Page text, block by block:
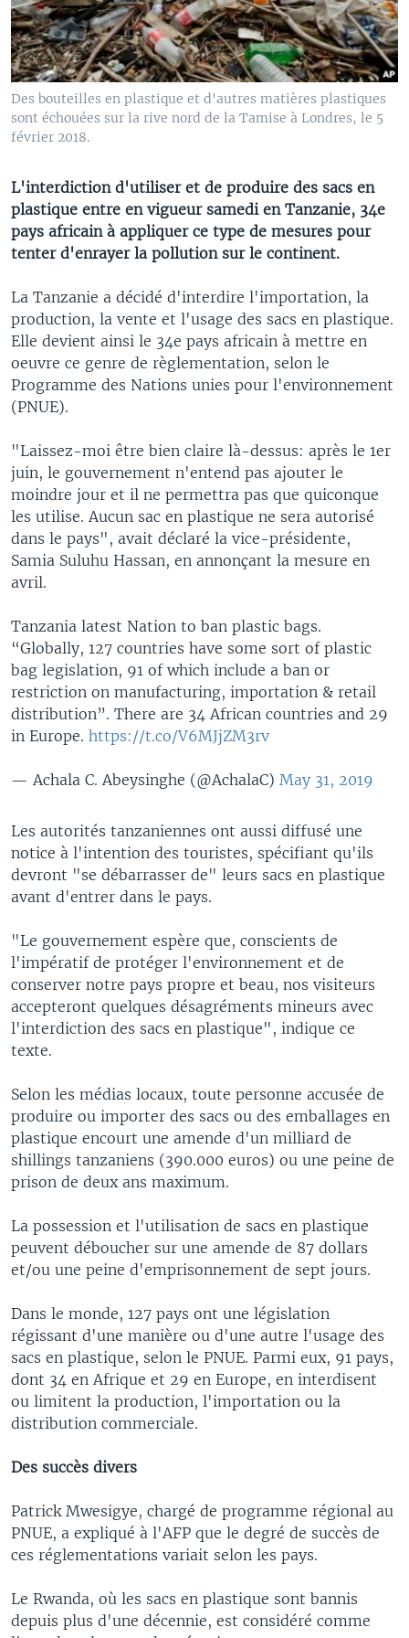
Des bouteilles en plastique et d'autres matières plastiques
sont échouées sur la rive nord de la Tamise à Londres, le 5
février 2018.
L'interdiction d'utiliser et de produire des sacs en
plastique entre en vigueur samedi en Tanzanie, 34e
pays africain à appliquer ce type de mesures pour
tenter d'enrayer la pollution sur le continent.
La Tanzanie a décidé d'interdire l'importation, la
production, la vente et l'usage des sacs en plastique.
Elle devient ainsi le 34e pays africain à mettre en
oeuvre ce genre de règlementation, selon le
Programme des Nations unies pour l'environnement
(PNUE).
"Laissez-moi être bien claire là-dessus: après le 1er
juin, le gouvernement n'entend pas ajouter le
moindre jour et il ne permettra pas que quiconque
les utilise. Aucun sac en plastique ne sera autorisé
dans le pays", avait déclaré la vice-présidente,
Samia Suluhu Hassan, en annonçant la mesure en
avril.
Tanzania latest Nation to ban plastic bags.
“Globally, 127 countries have some sort of plastic
bag legislation, 91 of which include a ban or
restriction on manufacturing, importation & retail
distribution”. There are 34 African countries and 29
in Europe. https://t.co/V6MJjZM3rv
— Achala C. Abeysinghe (@AchalaC) May 31, 2019
Les autorités tanzaniennes ont aussi diffusé une
notice à l'intention des touristes, spécifiant qu'ils
devront "se débarrasser de" leurs sacs en plastique
avant d'entrer dans le pays.
"Le gouvernement espère que, conscients de
l'impératif de protéger l'environnement et de
conserver notre pays propre et beau, nos visiteurs
accepteront quelques désagréments mineurs avec
l'interdiction des sacs en plastique", indique ce
texte.
Selon les médias locaux, toute personne accusée de
produire ou importer des sacs ou des emballages en
plastique encourt une amende d'un milliard de
shillings tanzaniens (390.000 euros) ou une peine de
prison de deux ans maximum.
La possession et l'utilisation de sacs en plastique
peuvent déboucher sur une amende de 87 dollars
et/ou une peine d'emprisonnement de sept jours.
Dans le monde, 127 pays ont une législation
régissant d'une manière ou d'une autre l'usage des
sacs en plastique, selon le PNUE. Parmi eux, 91 pays,
dont 34 en Afrique et 29 en Europe, en interdisent
ou limitent la production, l'importation ou la
distribution commerciale.
Des succès divers
Patrick Mwesigye, chargé de programme régional au
PNUE, a expliqué à l'AFP que le degré de succès de
ces réglementations variait selon les pays.
Le Rwanda, où les sacs en plastique sont bannis
depuis plus d'une décennie, est considéré comme